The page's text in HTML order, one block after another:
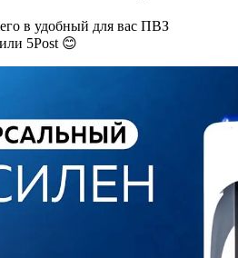
в удобный для вас ПВЗ
5Post 😊